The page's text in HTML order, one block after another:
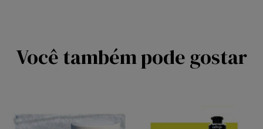
Você também pode gostar